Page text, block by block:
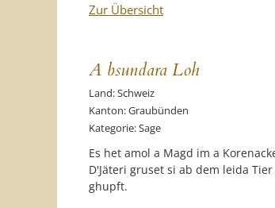
Zur Übersicht
A bsundara Loh
Land: Schweiz
Kanton: Graubünden
Kategorie: Sage
Es het amol a Magd im a
D'Jäteri gruset si ab dem leida
ghupft.